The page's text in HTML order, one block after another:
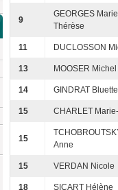
9
GEORGES
Thérèse
11 DUCLOSSON
13 MOOSER Michel
14 GINDRAT Bluette
15 CHARLET
15
Anne
15 VERDAN Nicole
18 SICART Hélène